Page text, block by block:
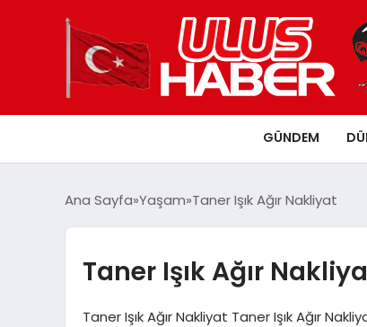
GÜNDEM
Ana Sayfa Yaşam Taner Işık Ağır Nakliyat
Taner Işık Ağır
Taner Işık Ağır Nakliyat Taner Işık Ağır